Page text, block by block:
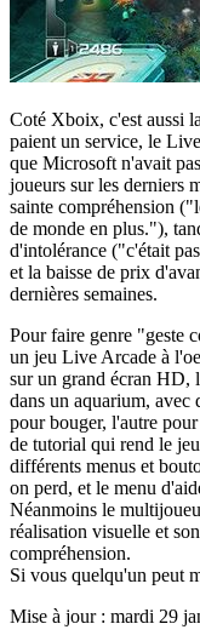
Coté Xboix, c'est aussi
paient un service, le
que Microsoft n'avait
joueurs sur les derniers
sainte compréhension
de monde en plus."),
d'intolérance ("c'était
et la baisse de prix
dernières semaines.
Pour faire genre "geste
un jeu Live Arcade à
sur un grand écran HD,
dans un aquarium, avec
pour bouger, l'autre
de tutorial qui rend le
différents menus et
on perd, et le menu
Néanmoins le
réalisation visuelle et
compréhension.
Si vous quelqu'un peut
Mise à jour : mardi 29